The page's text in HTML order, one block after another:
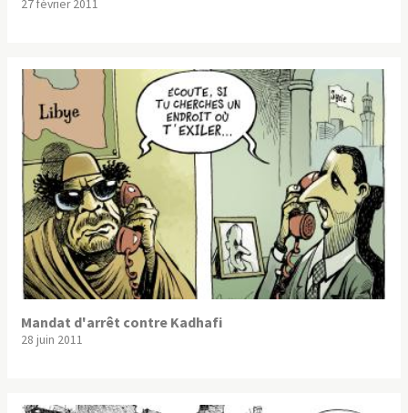
27 février 2011
Mandat d'arrêt contre Kadhafi
28 juin 2011